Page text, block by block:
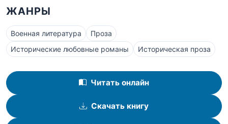
ЖАНРЫ
Военная литература
Проза
Исторические любовные романы
Историческая проза
Читать онлайн
Скачать книгу